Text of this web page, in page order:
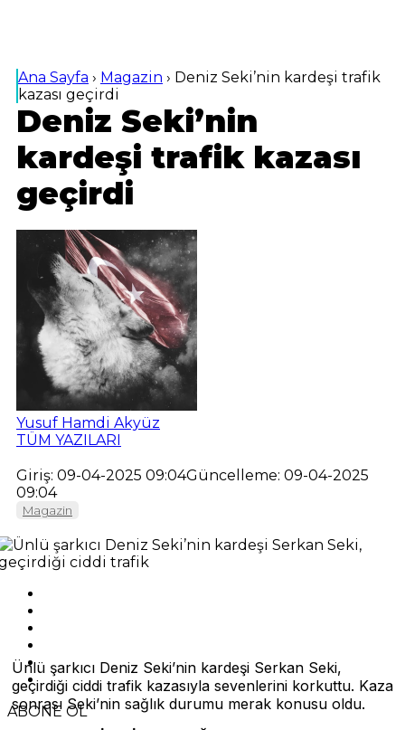
Ana Sayfa › Magazin › Deniz Seki’nin kardeşi trafik
kazası geçirdi
Deniz Seki’nin
kardeşi trafik kazası
geçirdi
Yusuf Hamdi Akyüz
TÜM YAZILARI
Giriş: 09-04-2025 09:04Güncelleme: 09-04-2025
09:04
Magazin
ABONE OL
Ünlü şarkıcı Deniz Seki’nin kardeşi Serkan Seki,
geçirdiği ciddi trafik kazasıyla sevenlerini korkuttu. Kaza
sonrası Seki’nin sağlık durumu merak konusu oldu.